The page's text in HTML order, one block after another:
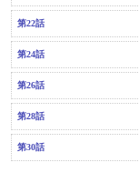
第22話
第24話
第26話
第28話
第30話